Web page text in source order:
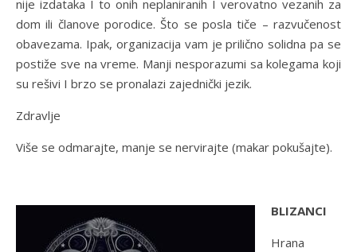
nije izdataka I to onih neplaniranih I verovatno vezanih za
dom ili članove porodice. Što se posla tiče – razvučenost
obavezama. Ipak, organizacija vam je prilično solidna pa se
postiže sve na vreme. Manji nesporazumi sa kolegama koji
su rešivi I brzo se pronalazi zajednički jezik.
Zdravlje
Više se odmarajte, manje se nervirajte (makar pokušajte).
BLIZANCI
Hrana